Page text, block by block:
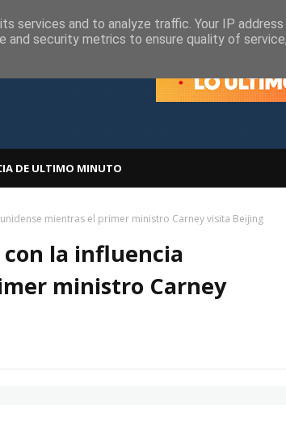
DE ULTIMO MINUTO
mientras el primer ministro Carney visita Beijing
la influencia
ministro Carney
services and to analyze traffic. Your IP
and security metrics to ensure quality of